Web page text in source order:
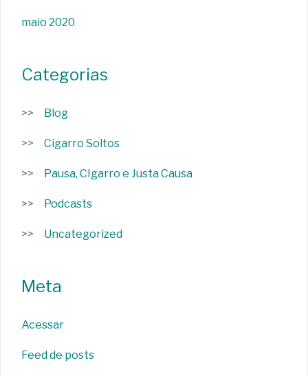
maio 2020
Categorias
Blog
Cigarro Soltos
Pausa, CIgarro e Justa Causa
Podcasts
Uncategorized
Meta
Acessar
Feed de posts